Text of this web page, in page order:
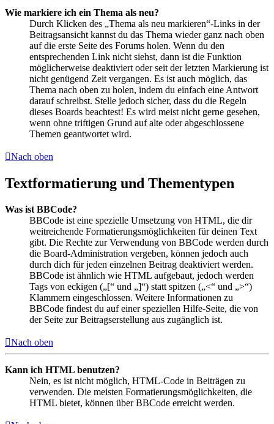
Wie markiere ich ein Thema als neu?
Durch Klicken des „Thema als neu markieren“-Links in der
Beitragsansicht kannst du das Thema wieder ganz nach oben
auf die erste Seite des Forums holen. Wenn du den
entsprechenden Link nicht siehst, dann ist die Funktion
möglicherweise deaktiviert oder seit der letzten Markierung ist
nicht genügend Zeit vergangen. Es ist auch möglich, das
Thema nach oben zu holen, indem du einfach eine Antwort
darauf schreibst. Stelle jedoch sicher, dass du die Regeln
dieses Boards beachtest! Es wird meist nicht gerne gesehen,
wenn ohne triftigen Grund auf alte oder abgeschlossene
Themen geantwortet wird.
Nach oben
Textformatierung und Thementypen
Was ist BBCode?
BBCode ist eine spezielle Umsetzung von HTML, die dir
weitreichende Formatierungsmöglichkeiten für deinen Text
gibt. Die Rechte zur Verwendung von BBCode werden durch
die Board-Administration vergeben, können jedoch auch
durch dich für jeden einzelnen Beitrag deaktiviert werden.
BBCode ist ähnlich wie HTML aufgebaut, jedoch werden
Tags von eckigen („[“ und „]“) statt spitzen („<“ und „>“)
Klammern eingeschlossen. Weitere Informationen zu
BBCode findest du auf einer speziellen Hilfe-Seite, die von
der Seite zur Beitragserstellung aus zugänglich ist.
Nach oben
Kann ich HTML benutzen?
Nein, es ist nicht möglich, HTML-Code in Beiträgen zu
verwenden. Die meisten Formatierungsmöglichkeiten, die
HTML bietet, können über BBCode erreicht werden.